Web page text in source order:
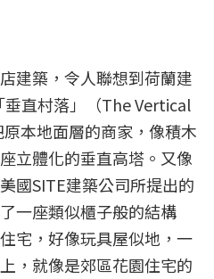
建築，令人聯想到荷蘭建
垂直村落」（The Vertical
本地面層的商家，像積木
立體化的垂直高塔。又像
國SITE建築公司所提出的
一座類似櫃子般的結構
宅，好像玩具屋似地，一
，就像是郊區花園住宅的